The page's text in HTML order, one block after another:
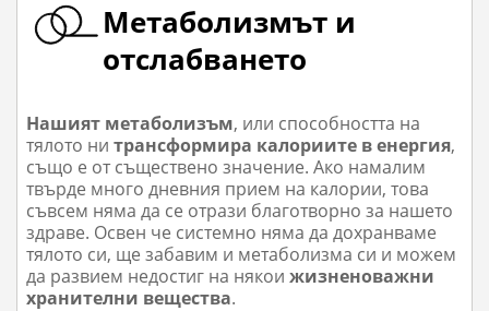
Метаболизмът и
отслабването
Нашият метаболизъм, или способността на
тялото нитрансформира калориите в енергия,
също е от съществено значение. Ако намалим
твърде много дневния прием на калории, това
съвсем няма да се отрази благотворно за нашето
здраве. Освен че системно няма да дохранваме
тялото си, ще забавим и метаболизма си и можем
да развием недостиг на някоижизненоважни
хранителни вещества.